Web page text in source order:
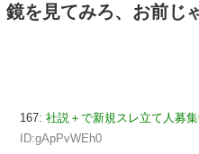
鏡を見てみろ、お前じ
167: 社説＋で新規スレ立て人募
ID:gApPvWEh0